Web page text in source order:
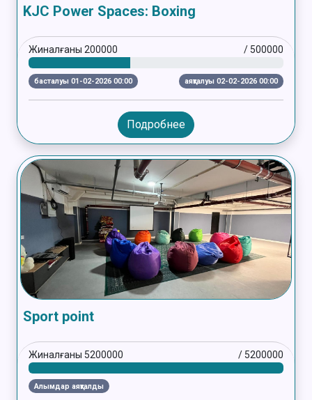
KJC Power Spaces: Boxing
Жиналғаны 200000 / 500000
басталуы 01-02-2026 00:00 аяқталуы 02-02-2026 00:00
Подробнее
Sport point
Жиналғаны 5200000 / 5200000
Алымдар аяқталды